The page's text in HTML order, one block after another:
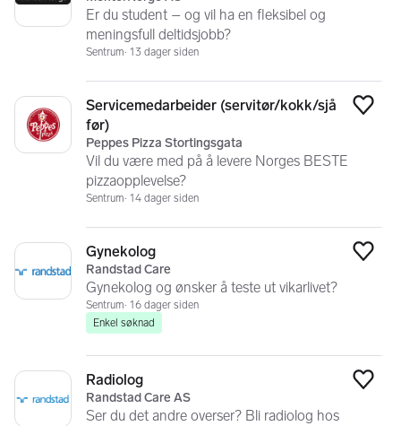
Er du student – og vil ha en fleksibel og
meningsfull deltidsjobb?
Sentrum 13 dager siden
Servicemedarbeider (servitør/kokk/sjå
før)
Peppes Pizza Stortingsgata
Vil du være med på å levere Norges BESTE
pizzaopplevelse?
Sentrum 14 dager siden
Gynekolog
Randstad Care
Gynekolog og ønsker å teste ut vikarlivet?
Sentrum 16 dager siden
Enkel søknad
Radiolog
Randstad Care AS
Ser du det andre overser? Bli radiolog hos